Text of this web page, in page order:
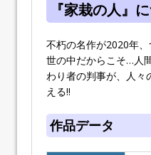
『家栽の人』
不朽の名作が2020年
世の中だからこそ…人
わり者の判事が、人々
える!!
作品データ